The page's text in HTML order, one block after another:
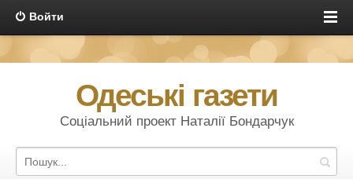
Войти
Одеські газети
Соціальний проект Наталії Бондарчук